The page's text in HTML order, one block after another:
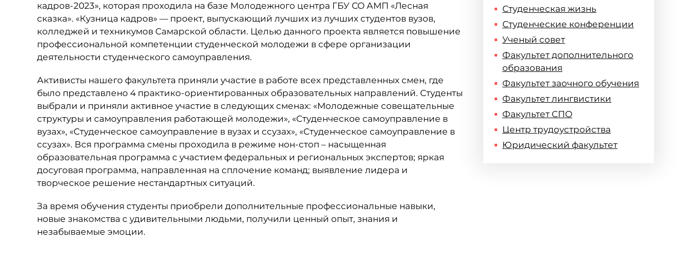
кадров-2023», которая проходила на базе Молодежного центра ГБУ СО АМП «Лесная
сказка». «Кузница кадров» — проект, выпускающий лучших из лучших студентов вузов,
колледжей и техникумов Самарской области. Целью данного проекта является повышение
профессиональной компетенции студенческой молодежи в сфере организации
деятельности студенческого самоуправления.
Активисты нашего факультета приняли участие в работе всех представленных смен, где
было представлено 4 практико-ориентированных образовательных направлений. Студенты
выбрали и приняли активное участие в следующих сменах: «Молодежные совещательные
структуры и самоуправления работающей молодежи», «Студенческое самоуправление в
вузах», «Студенческое самоуправление в вузах и ссузах», «Студенческое самоуправление в
ссузах». Вся программа смены проходила в режиме нон-стоп – насыщенная
образовательная программа с участием федеральных и региональных экспертов; яркая
досуговая программа, направленная на сплочение команд; выявление лидера и
творческое решение нестандартных ситуаций.
За время обучения студенты приобрели дополнительные профессиональные навыки,
новые знакомства с удивительными людьми, получили ценный опыт, знания и
незабываемые эмоции.
Студенческая жизнь
Студенческие конференции
Ученый совет
Факультет дополнительного
образования
Факультет заочного обучения
Факультет лингвистики
Факультет СПО
Центр трудоустройства
Юридический факультет